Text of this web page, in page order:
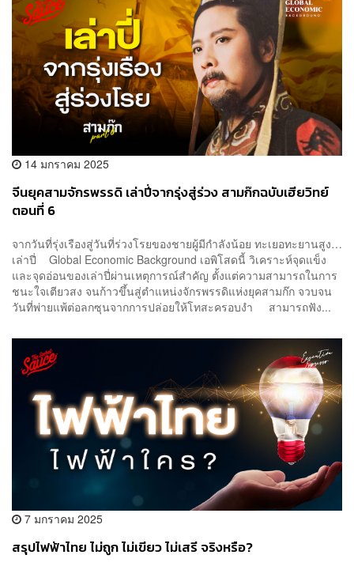
14 มกราคม 2025
จีนยุคสามจักรพรรดิ เล่าปี่จากรุ่งสู่ร่วง สามก๊กฉบับเฮียวิทย์
ตอนที่ 6
จากวันที่รุ่งเรืองสู่วันที่ร่วงโรยของชายผู้มีกำลังน้อย ทะเยอทะยานสูง…
เล่าปี่ Global Economic Background เอพิโสดนี้ วิเคราะห์จุดแข็ง
และจุดอ่อนของเล่าปี่ผ่านเหตุการณ์สำคัญ ตั้งแต่ความสามารถในการ
ชนะใจเตียวสง จนก้าวขึ้นสู่ตำแหน่งจักรพรรดิแห่งยุคสามก๊ก จวบจน
วันที่พ่ายแพ้ต่อลกซุนจากการปล่อยให้โทสะครอบงำ สามารถฟัง...
7 มกราคม 2025
สรุปไฟฟ้าไทย ไม่ถูก ไม่เขียว ไม่เสรี จริงหรือ?